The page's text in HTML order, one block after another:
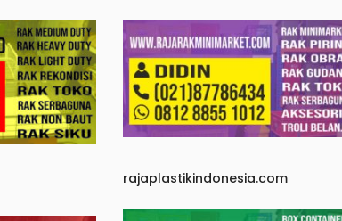
rajaplastikindonesia.com